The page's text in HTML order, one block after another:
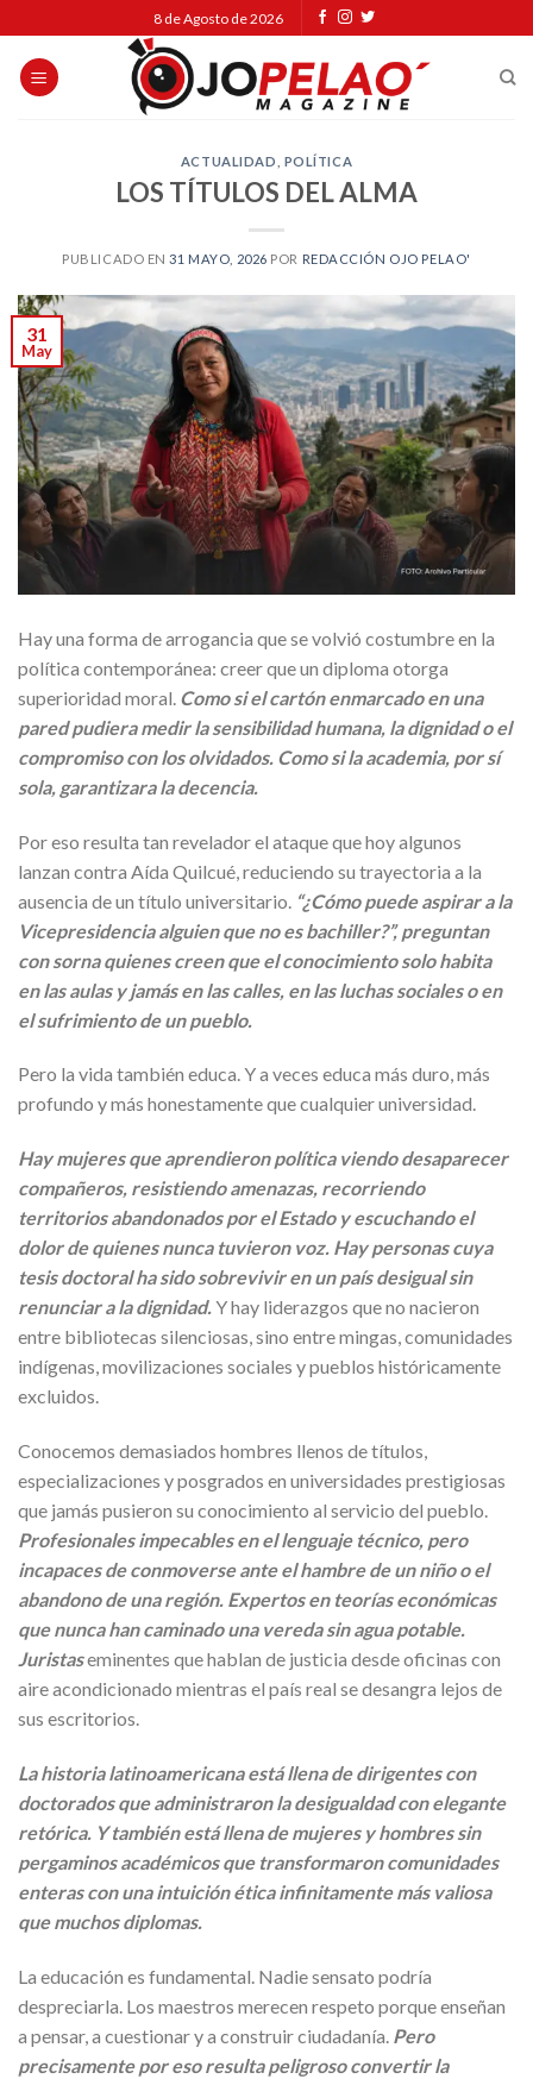
to
content
8 de Agosto de 2026
ACTUALIDAD POLÍTICA
LOS TÍTULOS DEL ALMA
PUBLICADO EN31 MAYO, 2026 POR REDACCIÓN OJO PELAO'
31
May
Hay una forma de arrogancia que se volvió costumbre en la
política contemporánea: creer que un diploma otorga
superioridad moral. Como si el cartón enmarcado en una
pared pudiera medir la sensibilidad humana, la dignidad o el
compromiso con los olvidados. Como si la academia, por sí
sola, garantizara la decencia.
Por eso resulta tan revelador el ataque que hoy algunos
lanzan contra Aída Quilcué, reduciendo su trayectoria a la
ausencia de un título universitario. “¿Cómo puede aspirar a la
Vicepresidencia alguien que no es bachiller?”, preguntan
con sorna quienes creen que el conocimiento solo habita
en las aulas y jamás en las calles, en las luchas sociales o en
el sufrimiento de un pueblo.
Pero la vida también educa. Y a veces educa más duro, más
profundo y más honestamente que cualquier universidad.
Hay mujeres que aprendieron política viendo desaparecer
compañeros, resistiendo amenazas, recorriendo
territorios abandonados por el Estado y escuchando el
dolor de quienes nunca tuvieron voz. Hay personas cuya
tesis doctoral ha sido sobrevivir en un país desigual sin
renunciar a la dignidad.Y hay liderazgos que no nacieron
entre bibliotecas silenciosas, sino entre mingas, comunidades
indígenas, movilizaciones sociales y pueblos históricamente
excluidos.
Conocemos demasiados hombres llenos de títulos,
especializaciones y posgrados en universidades prestigiosas
que jamás pusieron su conocimiento al servicio del pueblo.
Profesionales impecables en el lenguaje técnico, pero
incapaces de conmoverse ante el hambre de un niño o el
abandono de una región. Expertos en teorías económicas
que nunca han caminado una vereda sin agua potable.
Juristaseminentes que hablan de justicia desde oficinas con
aire acondicionado mientras el país real se desangra lejos de
sus escritorios.
La historia latinoamericana está llena de dirigentes con
doctorados que administraron la desigualdad con elegante
retórica. Y también está llena de mujeres y hombres sin
pergaminos académicos que transformaron comunidades
enteras con una intuición ética infinitamente más valiosa
que muchos diplomas.
La educación es fundamental. Nadie sensato podría
despreciarla. Los maestros merecen respeto porque enseñan
a pensar, a cuestionar y a construir ciudadanía. Pero
precisamente por eso resulta peligroso convertir la